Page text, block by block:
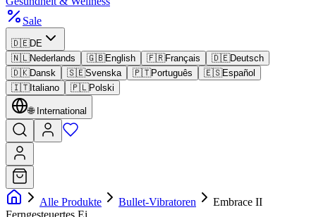
Sale
🇩🇪DE
🇳🇱Nederlands 🇬🇧English 🇫🇷Français 🇩🇪Deutsch
🇩🇰Dansk 🇸🇪Svenska 🇵🇹Português 🇪🇸Español
🇮🇹Italiano 🇵🇱Polski
🌐 International
Alle Produkte Bullet-Vibratoren
Embrace II
Ferngesteuertes Ei